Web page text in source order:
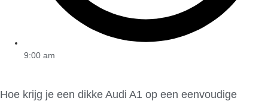
9:00 am
Hoe krijg je een dikke Audi A1 op een eenvoudige